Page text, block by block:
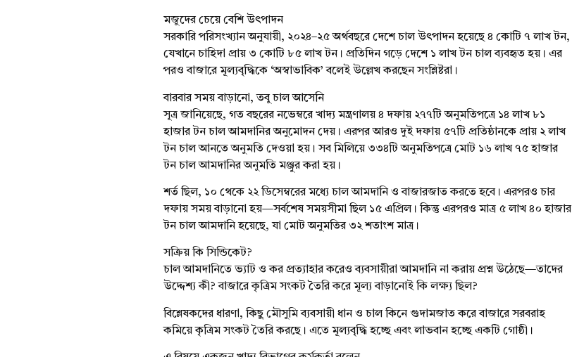
মজুদের চেয়ে বেশি উৎপাদন
সরকারি পরিসংখ্যান অনুযায়ী, ২০২৪–২৫ অর্থবছরে দেশে চাল উৎপাদন হয়েছে ৪ কোটি ৭ লাখ টন,
যেখানে চাহিদা প্রায় ৩ কোটি ৮৫ লাখ টন। প্রতিদিন গড়ে দেশে ১ লাখ টন চাল ব্যবহৃত হয়। এর
পরও বাজারে মূল্যবৃদ্ধিকে ‘অস্বাভাবিক’ বলেই উল্লেখ করছেন সংশ্লিষ্টরা।
বারবার সময় বাড়ানো, তবু চাল আসেনি
সূত্র জানিয়েছে, গত বছরের নভেম্বরে খাদ্য মন্ত্রণালয় ৪ দফায় ২৭৭টি অনুমতিপত্রে ১৪ লাখ ৮১
হাজার টন চাল আমদানির অনুমোদন দেয়। এরপর আরও দুই দফায় ৫৭টি প্রতিষ্ঠানকে প্রায় ২ লাখ
টন চাল আনতে অনুমতি দেওয়া হয়। সব মিলিয়ে ৩৩৪টি অনুমতিপত্রে মোট ১৬ লাখ ৭৫ হাজার
টন চাল আমদানির অনুমতি মঞ্জুর করা হয়।
শর্ত ছিল, ১০ থেকে ২২ ডিসেম্বরের মধ্যে চাল আমদানি ও বাজারজাত করতে হবে। এরপরও চার
দফায় সময় বাড়ানো হয়—সর্বশেষ সময়সীমা ছিল ১৫ এপ্রিল। কিন্তু এরপরও মাত্র ৫ লাখ ৪০ হাজার
টন চাল আমদানি হয়েছে, যা মোট অনুমতির ৩২ শতাংশ মাত্র।
সক্রিয় কি সিন্ডিকেট?
চাল আমদানিতে ভ্যাট ও কর প্রত্যাহার করেও ব্যবসায়ীরা আমদানি না করায় প্রশ্ন উঠেছে—তাদের
উদ্দেশ্য কী? বাজারে কৃত্রিম সংকট তৈরি করে মূল্য বাড়ানোই কি লক্ষ্য ছিল?
বিশ্লেষকদের ধারণা, কিছু মৌসুমি ব্যবসায়ী ধান ও চাল কিনে গুদামজাত করে বাজারে সরবরাহ
কমিয়ে কৃত্রিম সংকট তৈরি করছে। এতে মূল্যবৃদ্ধি হচ্ছে এবং লাভবান হচ্ছে একটি গোষ্ঠী।